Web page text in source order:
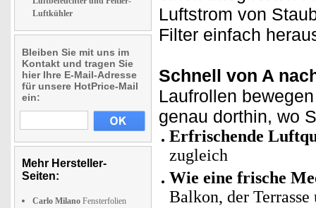
Luftkühler
Bleiben Sie mit uns im
Kontakt und tragen Sie
hier Ihre E-Mail-Adresse
für unsere HotPrice-Mail
ein:
Mehr Hersteller-
Seiten:
Carlo Milano Fensterfolien
Luftstrom von
Filter einfach
Schnell von A
Laufrollen
genau dorthin, wo
Erfrischende
zugleich
Wie eine frische
Balkon, der Terrasse